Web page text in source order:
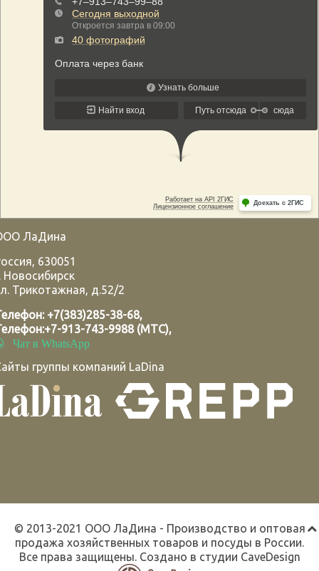
ЛаДина
, 630051
Новосибирск
Трикотажная, д.52/2
+7(383)285-38-68,
+7-913-743-9988 (МТС),
Чат в WhatsApp
группы компаний LaDina
© 2013-2021 ООО ЛаДина - Производство и оптовая
продажа хозяйственных товаров и посуды в России.
Все права защищены. Создано в студии CaveDesign